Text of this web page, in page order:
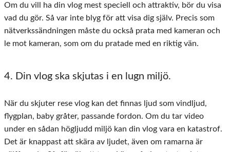
Om du vill ha din vlog mest speciell och attraktiv, bör du visa
vad du gör. Så var inte blyg för att visa dig själv. Precis som
nätverkssändningen måste du också prata med kameran och
le mot kameran, som om du pratade med en riktig vän.
4. Din vlog ska skjutas i en lugn miljö.
När du skjuter rese vlog kan det finnas ljud som vindljud,
flygplan, baby gråter, passande fordon. Om du tar video
under en sådan högljudd miljö kan din vlog vara en katastrof.
Det är knappast att skära av ljudet, även om ramarna är